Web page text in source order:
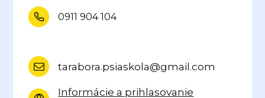
0911 904 104
tarabora.psiaskola@gmail.com
Informácie a prihlasovanie